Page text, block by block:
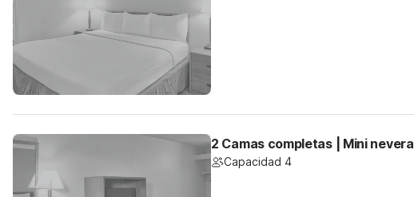
2 Camas completas | Mini nevera
Capacidad 4